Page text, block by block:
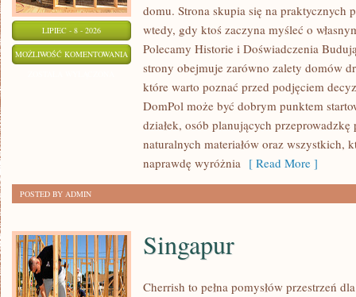
LIPIEC - 8 - 2026
MOŻLIWOŚĆ KOMENTOWANIA WNĘTRZA
WYKOŃCZENIA
domu. Strona skupia się na praktycznych
wtedy, gdy ktoś zaczyna myśleć o
Polecamy Historie i Doświadczenia
strony obejmuje zarówno zalety domów
które warto poznać przed podjęciem
DomPol może być dobrym punktem
działek, osób planujących
naturalnych materiałów oraz wszystkich,
naprawdę wyróżnia [ Read More ]
POSTED BY ADMIN
Singapur
Cherrish to pełna pomysłów przestrzeń